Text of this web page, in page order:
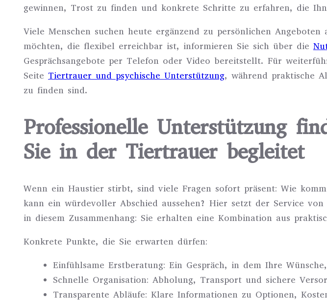
gewinnen, Trost zu finden und konkrete Schritte zu erfahren, die
Viele Menschen suchen heute ergänzend zu persönlichen
möchten, die flexibel erreichbar ist, informieren Sie sich über die
Gesprächsangebote per Telefon oder Video bereitstellt. Für
Seite Tiertrauer und psychische Unterstützung, während praktische
zu finden sind.
Professionelle Unterstützung
Sie in der Tiertrauer begleitet
Wenn ein Haustier stirbt, sind viele Fragen sofort präsent: Wie
kann ein würdevoller Abschied aussehen? Hier setzt der Service
in diesem Zusammenhang: Sie erhalten eine Kombination aus
Konkrete Punkte, die Sie erwarten dürfen:
Einfühlsame Erstberatung: Ein Gespräch, in dem Ihre
Schnelle Organisation: Abholung, Transport und sichere
Transparente Abläufe: Klare Informationen zu Optionen,